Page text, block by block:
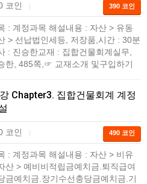
코인 | 390 코인
: 계정과목 해설내용 : 자산 > 유동
> 선납법인세등, 저장품,시간 : 30분
: 진승한교재 : 집합건물회계실무,
한, 485쪽,☞ 교재소개 및구입하기
Chapter3. 집합건물회계 계정
코인 | 490 코인
: 계정과목 해설내용 : 자산 > 비유
산 > 예비비적립금예치금.퇴직급여
금예치금.장기수선충당금예치금.기